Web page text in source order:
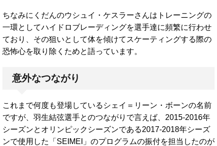
ちなみにくだんのウシュイ・ケスラーさんはトレーニングの
一環としてハイドロブレーディングを選手達に頻繁に行わせ
ており、その狙いとして体を傾けてスケーティングする際の
恐怖心を取り除くためと語っています。
意外なつながり
これまで何度も登場しているシェイ＝リーン・ボーンの名前
ですが、羽生結弦選手とのつながりで言えば、2015-2016年
シーズンとオリンピックシーズンである2017-2018年シーズ
ンで使用した「SEIMEI」のプログラムの振付を担当したのが